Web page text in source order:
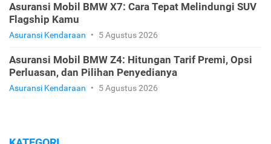
Asuransi Mobil BMW X7: Cara Tepat Melindungi SUV
Flagship Kamu
Asuransi Kendaraan • 5 Agustus 2026
Asuransi Mobil BMW Z4: Hitungan Tarif Premi, Opsi
Perluasan, dan Pilihan Penyedianya
Asuransi Kendaraan • 5 Agustus 2026